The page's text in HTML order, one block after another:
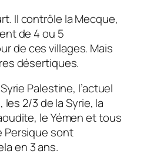
Il contrôle la Mecque,
de 4 ou 5
de ces villages. Mais
désertiques.
Palestine, l’actuel
les 2/3 de la Syrie, la
le Yémen et tous
Persique sont
en 3 ans.